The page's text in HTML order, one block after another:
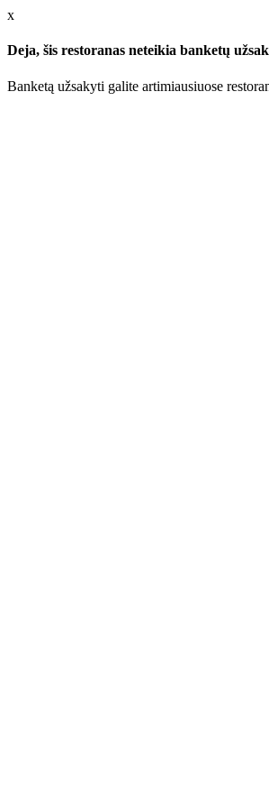
x
Deja, šis restoranas neteikia banketų
Banketą užsakyti galite artimiausiuose